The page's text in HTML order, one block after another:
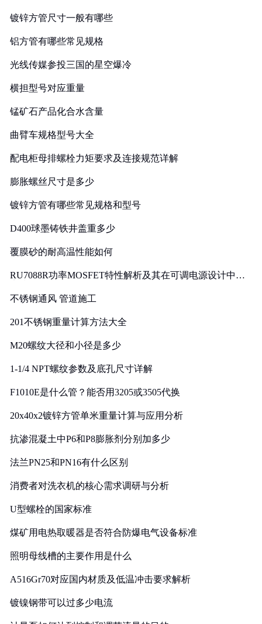
镀锌方管尺寸一般有哪些
铝方管有哪些常见规格
光线传媒参投三国的星空爆冷
横担型号对应重量
锰矿石产品化合水含量
曲臂车规格型号大全
配电柜母排螺栓力矩要求及连接规范详解
膨胀螺丝尺寸是多少
镀锌方管有哪些常见规格和型号
D400球墨铸铁井盖重多少
覆膜砂的耐高温性能如何
RU7088R功率MOSFET特性解析及其在可调电源设计中的
不锈钢通风 管道施工
201不锈钢重量计算方法大全
M20螺纹大径和小径是多少
1-1/4 NPT螺纹参数及底孔尺寸详解
F1010E是什么管？能否用3205或3505代换
20x40x2镀锌方管单米重量计算与应用分析
抗渗混凝土中P6和P8膨胀剂分别加多少
法兰PN25和PN16有什么区别
消费者对洗衣机的核心需求调研与分析
U型螺栓的国家标准
煤矿用电热取暖器是否符合防爆电气设备标准
照明母线槽的主要作用是什么
A516Gr70对应国内材质及低温冲击要求解析
镀镍钢带可以过多少电流